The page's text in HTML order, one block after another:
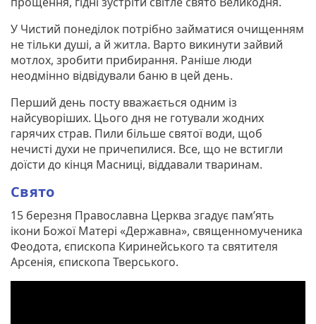
У Чистий понеділок потрібно займатися очищенням
не тільки душі, а й житла. Варто викинути зайвий
мотлох, зробити прибирання. Раніше люди
неодмінно відвідували баню в цей день.
Перший день посту вважається одним із
найсуворіших. Цього дня не готували жодних
гарячих страв. Пили більше святої води, щоб
нечисті духи не причепилися. Все, що не встигли
доїсти до кінця Масниці, віддавали тваринам.
Свято
15 березня Православна Церква згадує пам’ять
ікони Божої Матері «Державна», священномученика
Феодота, єпископа Киринейського та святителя
Арсенія, єпископа Тверського.